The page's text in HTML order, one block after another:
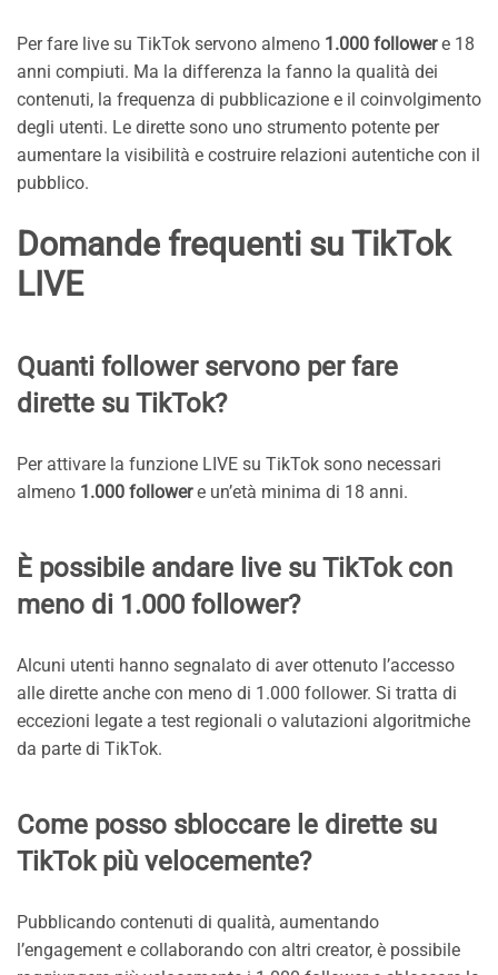
Per fare live su TikTok servono almeno 1.000 followere 18
anni compiuti. Ma la differenza la fanno la qualità dei
contenuti, la frequenza di pubblicazione e il coinvolgimento
degli utenti. Le dirette sono uno strumento potente per
aumentare la visibilità e costruire relazioni autentiche con il
pubblico.
Domande frequenti su TikTok
LIVE
Quanti follower servono per fare
dirette su TikTok?
Per attivare la funzione LIVE su TikTok sono necessari
almeno 1.000 followere un’età minima di 18 anni.
È possibile andare live su TikTok con
meno di 1.000 follower?
Alcuni utenti hanno segnalato di aver ottenuto l’accesso
alle dirette anche con meno di 1.000 follower. Si tratta di
eccezioni legate a test regionali o valutazioni algoritmiche
da parte di TikTok.
Come posso sbloccare le dirette su
TikTok più velocemente?
Pubblicando contenuti di qualità, aumentando
l’engagement e collaborando con altri creator, è possibile